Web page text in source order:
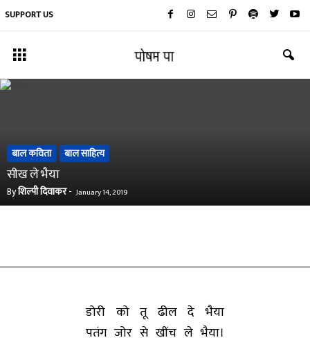
SUPPORT US
बाल कविता बाल साहित्य
सीख ले भैया
Byशिल्पी दिवाकर- January 14, 2019
डोरी को तू ढील दे भैया
पतंग जोर से खींच ले भैया।